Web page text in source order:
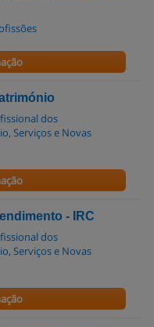
dos
Serviços e Novas
- IRC
dos
Serviços e Novas